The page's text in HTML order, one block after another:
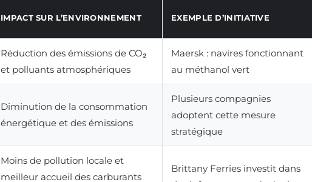
IMPACT SUR L’ENVIRONNEMENT EXEMPLE D’INITIATIVE
Réduction des émissions de CO₂
et polluants atmosphériques
Maersk : navires fonctionnant
au méthanol vert
Diminution de la consommation
énergétique et des émissions
Plusieurs compagnies
adoptent cette mesure
stratégique
Moins de pollution locale et
meilleur accueil des carburants
Brittany Ferries investit dans